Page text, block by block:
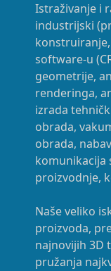
Istraživanje i
industrijski
software-u
geometrije,
renderinga,
izrada
obrada,
obrada,
komunikacija
proizvodnje,
Naše veliko
proizvoda,
najnovijih 3D
pružanja